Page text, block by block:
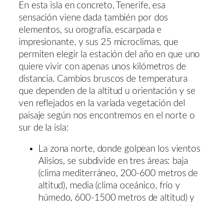
En esta isla en concreto, Tenerife, esa
sensación viene dada también por dos
elementos, su orografía, escarpada e
impresionante, y sus 25 microclimas, que
permiten elegir la estación del año en que uno
quiere vivir con apenas unos kilómetros de
distancia. Cambios bruscos de temperatura
que dependen de la altitud u orientación y se
ven reflejados en la variada vegetación del
paisaje según nos encontremos en el norte o
sur de la isla:
La zona norte, donde golpean los vientos
Alisios, se subdivide en tres áreas: baja
(clima mediterráneo, 200-600 metros de
altitud), media (clima oceánico, frío y
húmedo, 600-1500 metros de altitud) y